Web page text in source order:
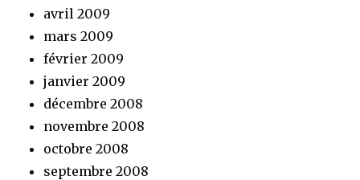
avril 2009
mars 2009
février 2009
janvier 2009
décembre 2008
novembre 2008
octobre 2008
septembre 2008